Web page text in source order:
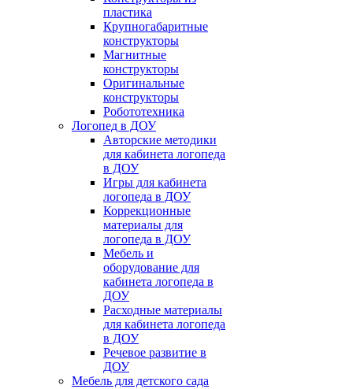
пластика
Крупногабаритные
конструкторы
Магнитные
конструкторы
Оригинальные
конструкторы
Робототехника
Логопед в ДОУ
Авторские методики
для кабинета логопеда
в ДОУ
Игры для кабинета
логопеда в ДОУ
Коррекционные
материалы для
логопеда в ДОУ
Мебель и
оборудование для
кабинета логопеда в
ДОУ
Расходные материалы
для кабинета логопеда
в ДОУ
Речевое развитие в
ДОУ
Мебель для детского сада